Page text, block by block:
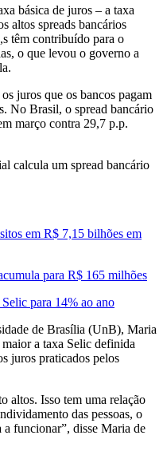
básica de juros – a taxa
altos spreads bancários
têm contribuído para o
o que levou o governo a
juros que os bancos pagam
No Brasil, o spread bancário
março contra 29,7 p.p.
calcula um spread bancário
em R$ 7,15 bilhões em
para R$ 165 milhões
para 14% ao ano
de Brasília (UnB), Maria
a taxa Selic definida
juros praticados pelos
altos. Isso tem uma relação
das pessoas, o
funcionar”, disse Maria de